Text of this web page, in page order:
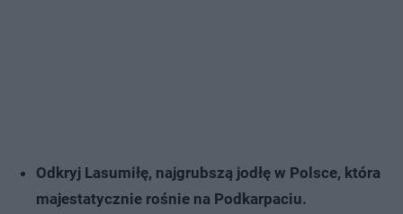
Odkryj Lasumiłę, najgrubszą jodłę w Polsce, która
majestatycznie rośnie na Podkarpaciu.